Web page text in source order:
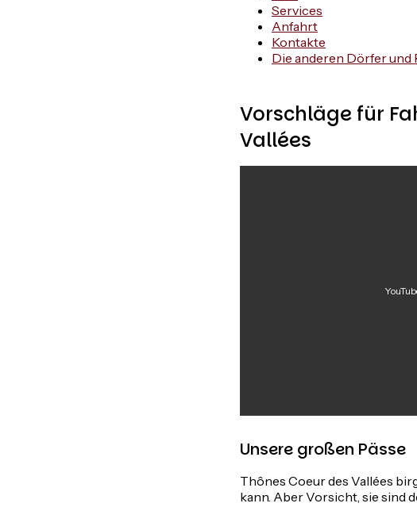
Services
Anfahrt
Kontakte
Die anderen Dörfer und
Vorschläge für
Vallées
Unsere großen Pässe
Thônes Coeur des Vallées
kann. Aber Vorsicht, sie sind